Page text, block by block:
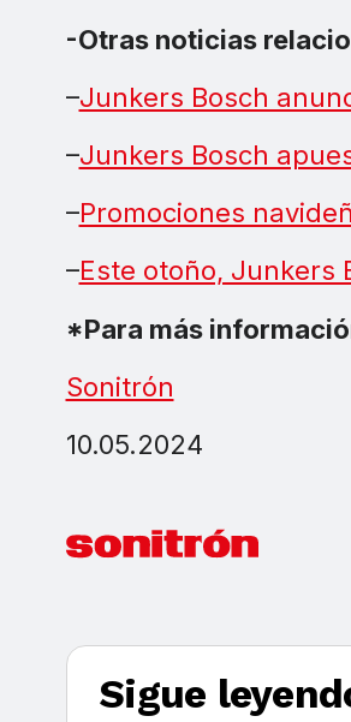
-Otras noticias
–Junkers Bosch
–Junkers Bosch
–Promociones
–Este otoño, Junkers
*Para más
Sonitrón
10.05.2024
Sigue